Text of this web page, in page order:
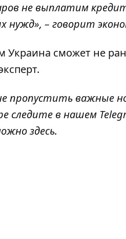
не выплатим
нужд», – говорит
Украина сможет не
пропустить важные
следите в нашем
здесь.